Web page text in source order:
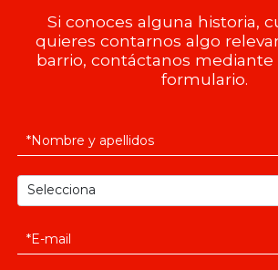
Si conoces alguna historia,
quieres contarnos algo
barrio, contáctanos
formulario.